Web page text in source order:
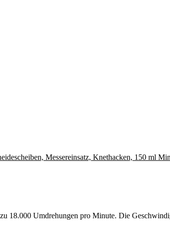
Messereinsatz, Knethacken, 150 ml
18.000 Umdrehungen pro Minute. Die